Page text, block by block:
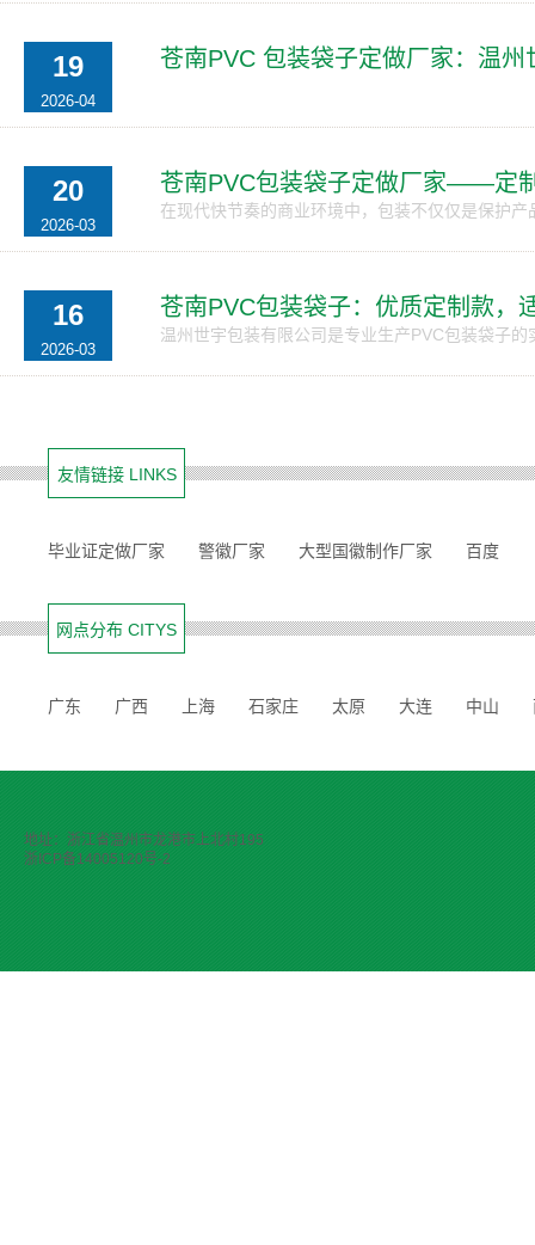
19
2026-04
苍南PVC 包装袋子定做厂家：温
20
2026-03
苍南PVC包装袋子定做厂家——定
在现代快节奏的商业环境中，包装不仅仅是保护产
16
2026-03
苍南PVC包装袋子：优质定制款，
温州世宇包装有限公司是专业生产PVC包装袋子的
友情链接 LINKS
毕业证定做厂家 警徽厂家 大型国徽制作厂家 百度
网点分布 CITYS
广东 广西 上海 石家庄 太原 大连 中山
地址：浙江省温州市龙港市上北村195
浙ICP备14005120号-2